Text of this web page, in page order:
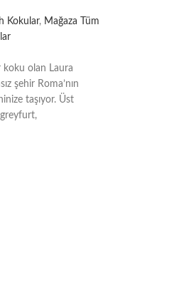
Kokular, Mağaza Tüm
koku olan Laura
şehir Roma’nın
taşıyor. Üst